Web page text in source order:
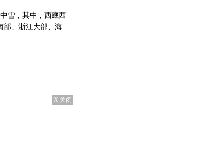
雪，其中，西藏西
部、浙江大部、海
X 关闭